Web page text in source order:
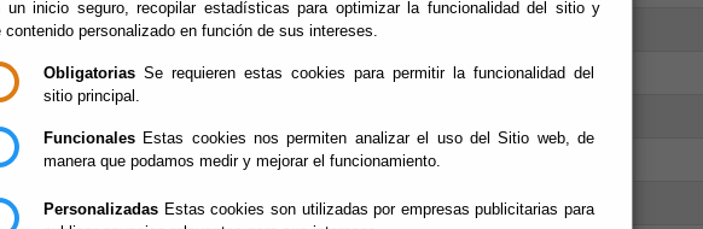
un inicio seguro, recopilar estadísticas para optimizar la funcionalidad del sitio y
contenido personalizado en función de sus intereses.
Obligatorias Se requieren estas cookies para permitir la funcionalidad del
sitio principal.
Funcionales Estas cookies nos permiten analizar el uso del Sitio web, de
manera que podamos medir y mejorar el funcionamiento.
Personalizadas Estas cookies son utilizadas por empresas publicitarias para
Agencia para la Ciencia, Tecnología e Investigación de Singapur
Asociación Universitaria Iberoamericana de Postgrado (AUIP)
Autoridad Europea de Valores y Mercados
DAAD Servicio Alemán de Intercambio Académico